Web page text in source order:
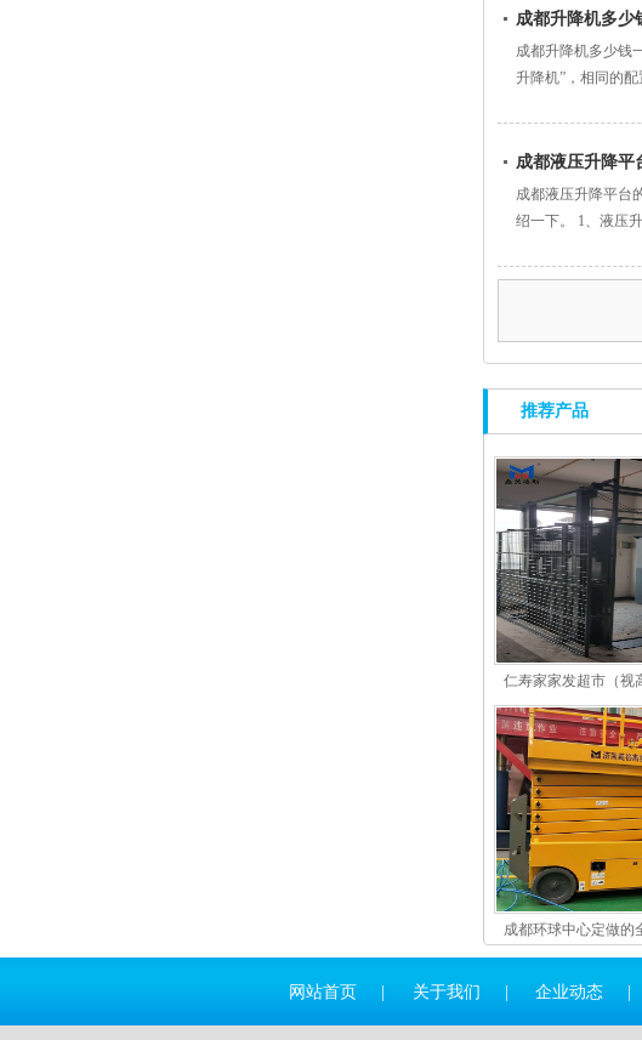
成都升降机多少
成都升降机多少钱
升降机”，相同的
成都液压升降平
成都液压升降平台
绍一下。 1、液压
推荐产品
仁寿家家发超市（视
成都环球中心定做的
网站首页 关于我们 企业动态